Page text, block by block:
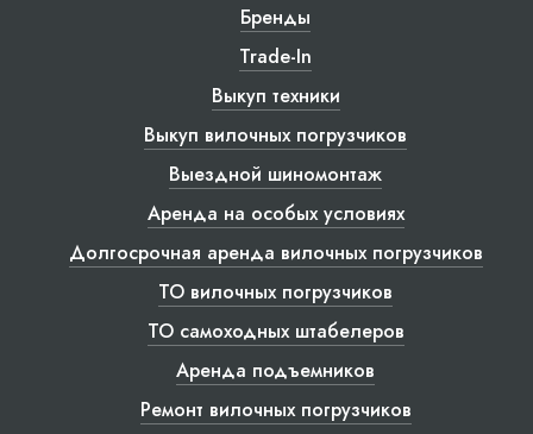
Бренды
Trade-In
Выкуп техники
Выкуп вилочных погрузчиков
Выездной шиномонтаж
Аренда на особых условиях
Долгосрочная аренда вилочных погрузчиков
ТО вилочных погрузчиков
ТО самоходных штабелеров
Аренда подъемников
Ремонт вилочных погрузчиков